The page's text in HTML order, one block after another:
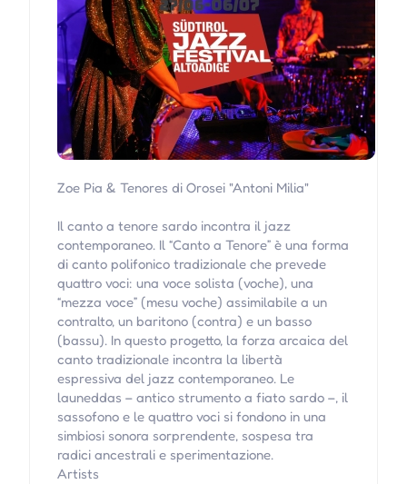
Zoe Pia & Tenores di Orosei "Antoni Milia"
Il canto a tenore sardo incontra il jazz
contemporaneo. Il “Canto a Tenore” è una forma
di canto polifonico tradizionale che prevede
quattro voci: una voce solista (voche), una
“mezza voce” (mesu voche) assimilabile a un
contralto, un baritono (contra) e un basso
(bassu). In questo progetto, la forza arcaica del
canto tradizionale incontra la libertà
espressiva del jazz contemporaneo. Le
launeddas – antico strumento a fiato sardo –, il
sassofono e le quattro voci si fondono in una
simbiosi sonora sorprendente, sospesa tra
radici ancestrali e sperimentazione.
Artists